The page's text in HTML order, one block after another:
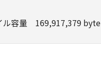
ル容量 169,917,379 byte